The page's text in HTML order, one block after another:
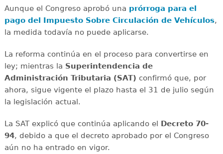
Aunque el Congreso aprobó una prórroga para el
pago del Impuesto Sobre Circulación de Vehículos,
la medida todavía no puede aplicarse.
La reforma continúa en el proceso para convertirse en
ley; mientras la Superintendencia de
Administración Tributaria (SAT) confirmó que, por
ahora, sigue vigente el plazo hasta el 31 de julio según
la legislación actual.
La SAT explicó que continúa aplicando el Decreto 70-
94, debido a que el decreto aprobado por el Congreso
aún no ha entrado en vigor.